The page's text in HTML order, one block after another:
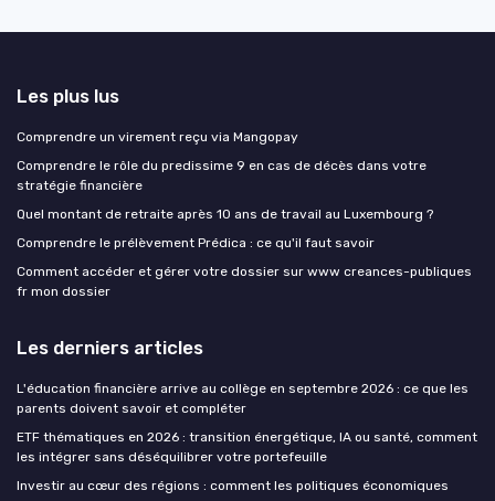
Les plus lus
Comprendre un virement reçu via Mangopay
Comprendre le rôle du predissime 9 en cas de décès dans votre
stratégie financière
Quel montant de retraite après 10 ans de travail au Luxembourg ?
Comprendre le prélèvement Prédica : ce qu'il faut savoir
Comment accéder et gérer votre dossier sur www creances-publiques
fr mon dossier
Les derniers articles
L'éducation financière arrive au collège en septembre 2026 : ce que les
parents doivent savoir et compléter
ETF thématiques en 2026 : transition énergétique, IA ou santé, comment
les intégrer sans déséquilibrer votre portefeuille
Investir au cœur des régions : comment les politiques économiques